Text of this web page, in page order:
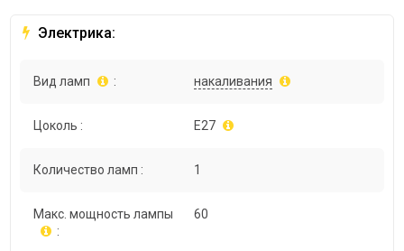
Электрика:
Вид ламп : накаливания
Цоколь : E27
Количество ламп : 1
Макс. мощность лампы
:
60